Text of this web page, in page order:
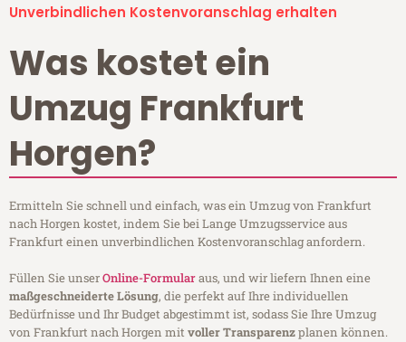
Unverbindlichen Kostenvoranschlag erhalten
Was kostet ein
Umzug Frankfurt
Horgen?
Ermitteln Sie schnell und einfach, was ein Umzug von Frankfurt
nach Horgen kostet, indem Sie bei Lange Umzugsservice aus
Frankfurt einen unverbindlichen Kostenvoranschlag anfordern.
Füllen Sie unserOnline-Formularaus, und wir liefern Ihnen eine
maßgeschneiderte Lösung, die perfekt auf Ihre individuellen
Bedürfnisse und Ihr Budget abgestimmt ist, sodass Sie Ihre Umzug
von Frankfurt nach Horgen mitvoller Transparenzplanen können.